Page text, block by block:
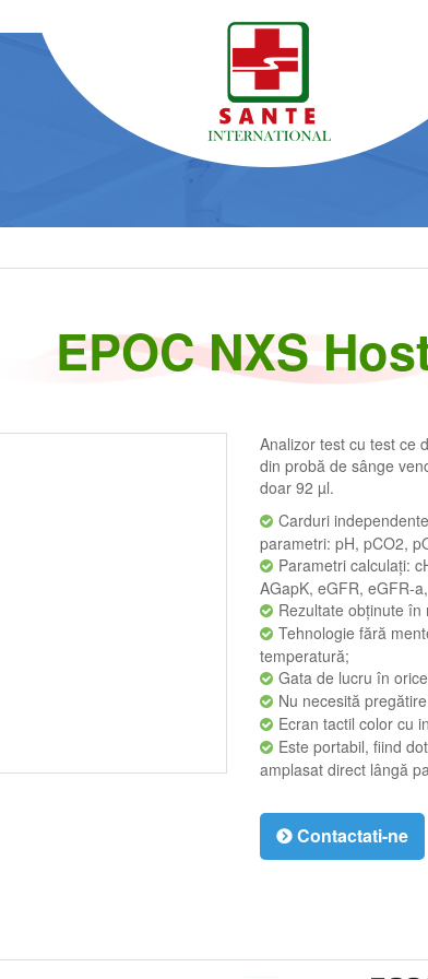
EPOC NXS
Analizor test cu test ce
din probă de sânge
doar 92 µl.
Carduri
parametri: pH, pCO2,
Parametri calculați:
AGapK, eGFR, eGFR-
Rezultate obținute
Tehnologie fără
temperatură;
Gata de lucru în
Nu necesită
Ecran tactil color cu
Este portabil, fiind
amplasat direct lângă
Contactati-ne